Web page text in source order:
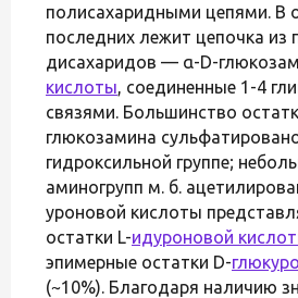
полисахаридными цепями. В
последних лежит цепочка
дисахаридов — α-D-
кислоты, соединенные 1-4
связями. Большинство
глюкозамина
гидроксильной группе;
аминогрупп м. б.
уроновой кислоты
остатки L-идуроновой
эпимерные остатки D-
(~10%). Благодаря наличию